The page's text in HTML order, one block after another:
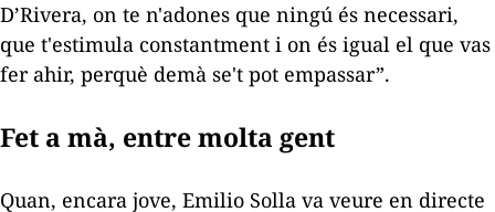
D’Rivera, on te n'adones que ningú és necessari,
que t'estimula constantment i on és igual el que vas
fer ahir, perquè demà se't pot empassar”.
Fet a mà, entre molta gent
Quan, encara jove, Emilio Solla va veure en directe